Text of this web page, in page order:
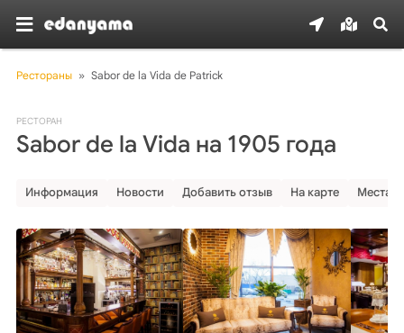
Рестораны » Sabor de la Vida de Patrick
РЕСТОРАН
Sabor de la Vida на 1905 года
Информация Новости Добавить отзыв На карте Места